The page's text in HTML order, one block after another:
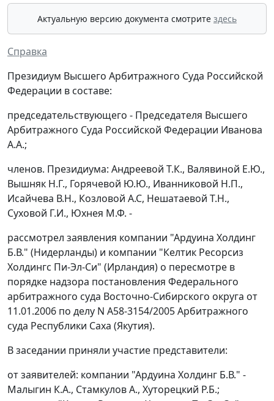
Актуальную версию документа смотрите здесь
Справка
Президиум Высшего Арбитражного Суда Российской
Федерации в составе:
председательствующего - Председателя Высшего
Арбитражного Суда Российской Федерации Иванова
А.А.;
членов. Президиума: Андреевой Т.К., Валявиной Е.Ю.,
Вышняк Н.Г., Горячевой Ю.Ю., Иванниковой Н.П.,
Исайчева В.Н., Козловой А.С, Нешатаевой Т.Н.,
Суховой Г.И., Юхнея М.Ф. -
рассмотрел заявления компании "Ардуина Холдинг
Б.В." (Нидерланды) и компании "Келтик Ресорсиз
Холдингс Пи-Эл-Си" (Ирландия) о пересмотре в
порядке надзора постановления Федерального
арбитражного суда Восточно-Сибирского округа от
11.01.2006 по делу N А58-3154/2005 Арбитражного
суда Республики Саха (Якутия).
В заседании приняли участие представители:
от заявителей: компании "Ардуина Холдинг Б.В." -
Малыгин К.А., Стамкулов А., Хуторецкий Р.Б.;